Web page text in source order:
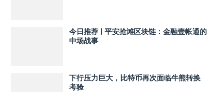
今日推荐 | 平安抢滩区块链：金融壹帐通的
中场战事
下行压力巨大，比特币再次面临牛熊转换
考验